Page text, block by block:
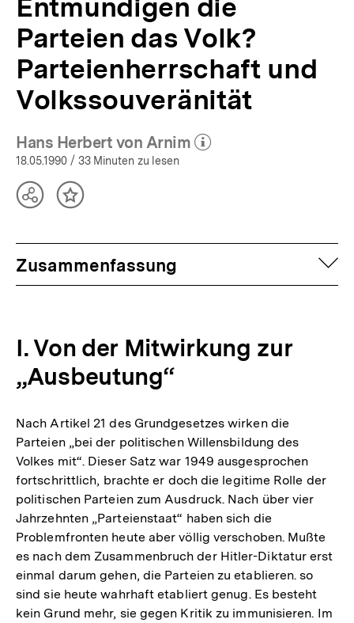
Entmündigen die
Parteien das Volk?
Parteienherrschaft und
Volkssouveränität
Hans Herbert von Arnim
(Mehr zum Autor)
18.05.1990 / 33 Minuten zu lesen
TeilenInhalt
Zusammenfassung
I. Von der Mitwirkung zur
„Ausbeutung“
Nach Artikel 21 des Grundgesetzes wirken die
Parteien „bei der politischen Willensbildung des
Volkes mit“. Dieser Satz war 1949 ausgesprochen
fortschrittlich, brachte er doch die legitime Rolle der
politischen Parteien zum Ausdruck. Nach über vier
Jahrzehnten „Parteienstaat“ haben sich die
Problemfronten heute aber völlig verschoben. Mußte
es nach dem Zusammenbruch der Hitler-Diktatur erst
einmal darum gehen, die Parteien zu etablieren. so
sind sie heute wahrhaft etabliert genug. Es besteht
kein Grund mehr, sie gegen Kritik zu immunisieren. Im